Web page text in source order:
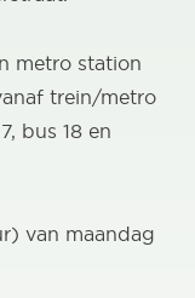
metro station
trein/metro
bus 18 en
van maandag